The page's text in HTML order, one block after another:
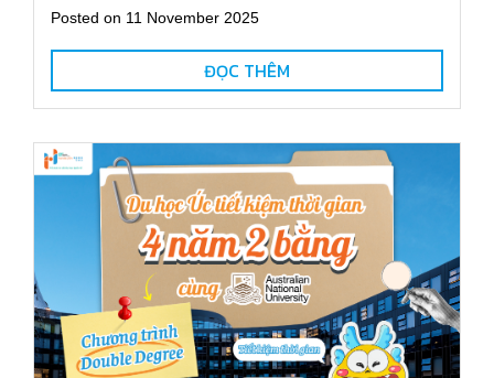
Posted on 11 November 2025
ĐỌC THÊM